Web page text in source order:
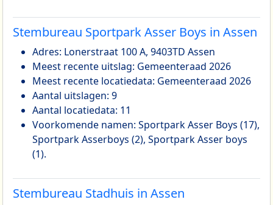
Stembureau Sportpark Asser Boys in Assen
Adres: Lonerstraat 100 A, 9403TD Assen
Meest recente uitslag: Gemeenteraad 2026
Meest recente locatiedata: Gemeenteraad 2026
Aantal uitslagen: 9
Aantal locatiedata: 11
Voorkomende namen: Sportpark Asser Boys (17),
Sportpark Asserboys (2), Sportpark Asser boys
(1).
Stembureau Stadhuis in Assen